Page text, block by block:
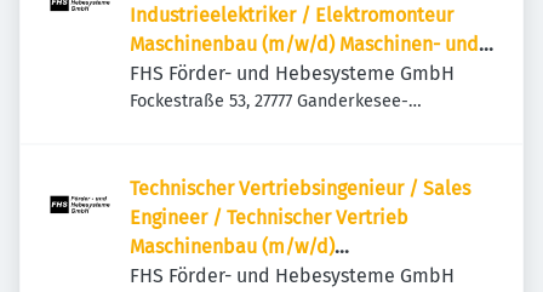
Industrieelektriker / Elektromonteur
Maschinenbau (m/w/d) Maschinen- und
Anlagenbau | Schaltschrankbau |
Sondermaschinen
FHS Förder- und Hebesysteme GmbH
Fockestraße 53, 27777 Ganderkesee-
Technischer Vertriebsingenieur / Sales
Engineer / Technischer Vertrieb
Maschinenbau (m/w/d)
Sondermaschinenbau | Anlagenbau |
FHS Förder- und Hebesysteme GmbH